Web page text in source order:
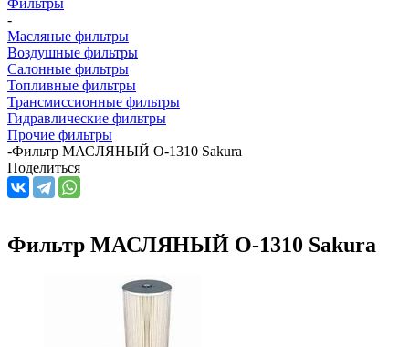
-
Масляные фильтры
Воздушные фильтры
Салонные фильтры
Топливные фильтры
Трансмиссионные фильтры
Гидравлические фильтры
Прочие фильтры
-Фильтр МАСЛЯНЫЙ O-1310 Sakura
Поделиться
Фильтр МАСЛЯНЫЙ O-1310 Sakura